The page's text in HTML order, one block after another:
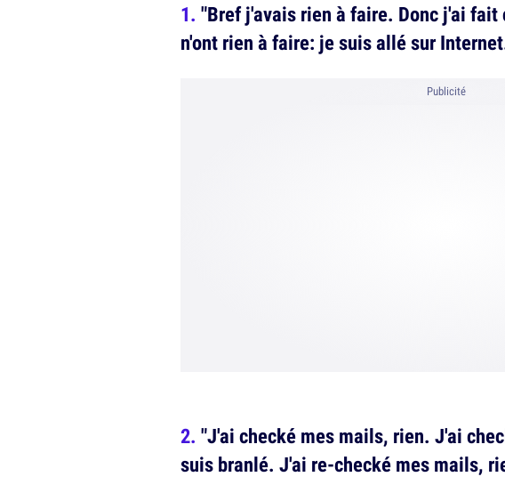
"Bref j'avais rien à faire. Donc j'ai fait
n'ont rien à faire: je suis allé sur
Publicité
"J'ai checké mes mails, rien. J'ai
suis branlé. J'ai re-checké mes mails,